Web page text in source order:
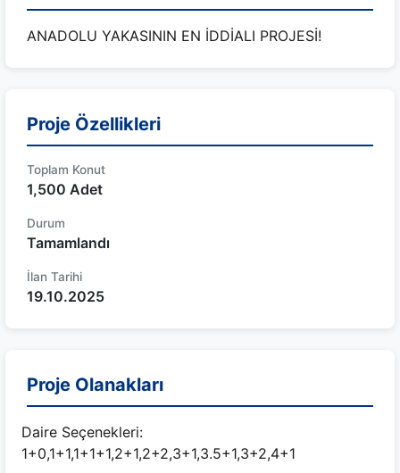
ANADOLU YAKASININ EN İDDİALI PROJESİ!
Proje Özellikleri
Toplam Konut
1,500 Adet
Durum
Tamamlandı
İlan Tarihi
19.10.2025
Proje Olanakları
Daire Seçenekleri:
1+0,1+1,1+1+1,2+1,2+2,3+1,3.5+1,3+2,4+1